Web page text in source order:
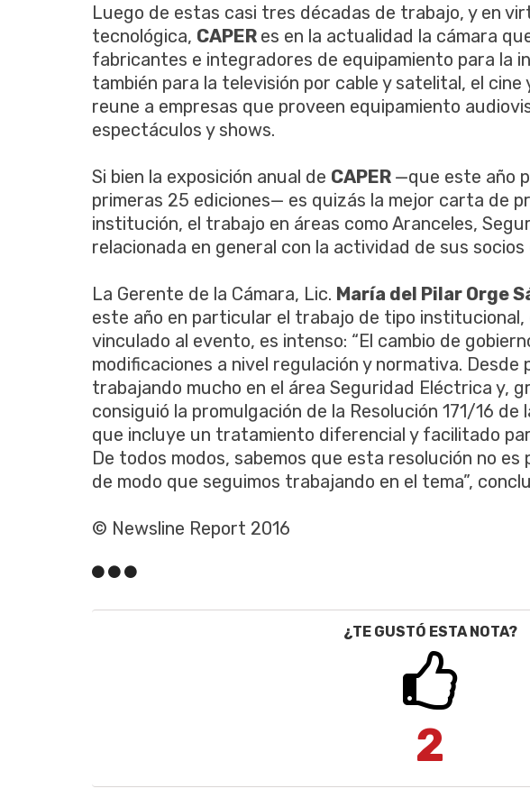
Luego de estas casi tres décadas de trabajo, y en
tecnológica, CAPER es en la actualidad la cámara
fabricantes e integradores de equipamiento para la
también para la televisión por cable y satelital, el cine
reune a empresas que proveen equipamiento
espectáculos y shows.
Si bien la exposición anual de CAPER —que este año
primeras 25 ediciones— es quizás la mejor carta de
institución, el trabajo en áreas como Aranceles,
relacionada en general con la actividad de sus
La Gerente de la Cámara, Lic. María del Pilar Orge
este año en particular el trabajo de tipo institucional,
vinculado al evento, es intenso: “El cambio de
modificaciones a nivel regulación y normativa. Desde
trabajando mucho en el área Seguridad Eléctrica y,
consiguió la promulgación de la Resolución 171/16
que incluye un tratamiento diferencial y facilitado
De todos modos, sabemos que esta resolución no
de modo que seguimos trabajando en el tema”,
© Newsline Report 2016
¿TE GUSTÓ ESTA NOTA?
2